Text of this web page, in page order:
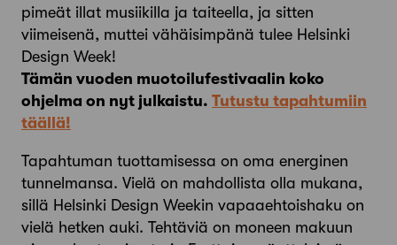
pimeät illat musiikilla ja taiteella, ja sitten
viimeisenä, muttei vähäisimpänä tulee Helsinki
Design Week!
Tämän vuoden muotoilufestivaalin koko
ohjelma on nyt julkaistu. Tutustu tapahtumiin
täällä!
Tapahtuman tuottamisessa on oma energinen
tunnelmansa. Vielä on mahdollista olla mukana,
sillä Helsinki Design Weekin vapaaehtoishaku on
vielä hetken auki. Tehtäviä on moneen makuun